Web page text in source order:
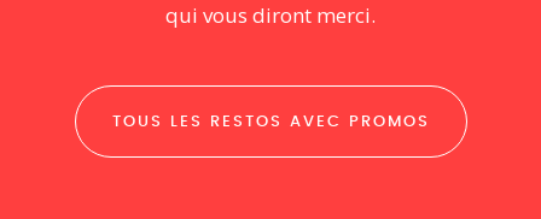
qui vous diront merci.
TOUS LES RESTOS AVEC PROMOS